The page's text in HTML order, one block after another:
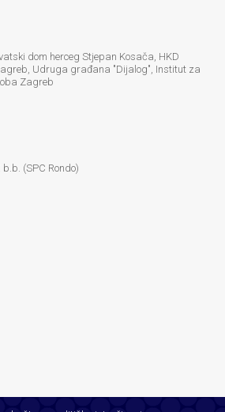
dom herceg Stjepan Kosača, HKD
Udruga građana "Dijalog", Institut za
Zagreb
(SPC Rondo)